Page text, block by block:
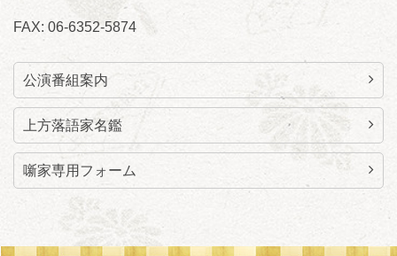
FAX: 06-6352-5874
公演番組案内
上方落語家名鑑
噺家専用フォーム